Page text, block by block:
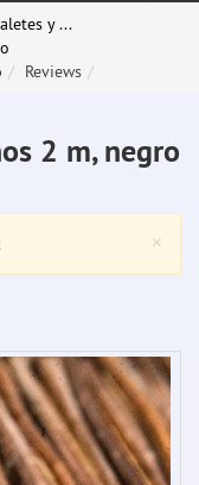
y ...
Reviews
2 m, negro
×